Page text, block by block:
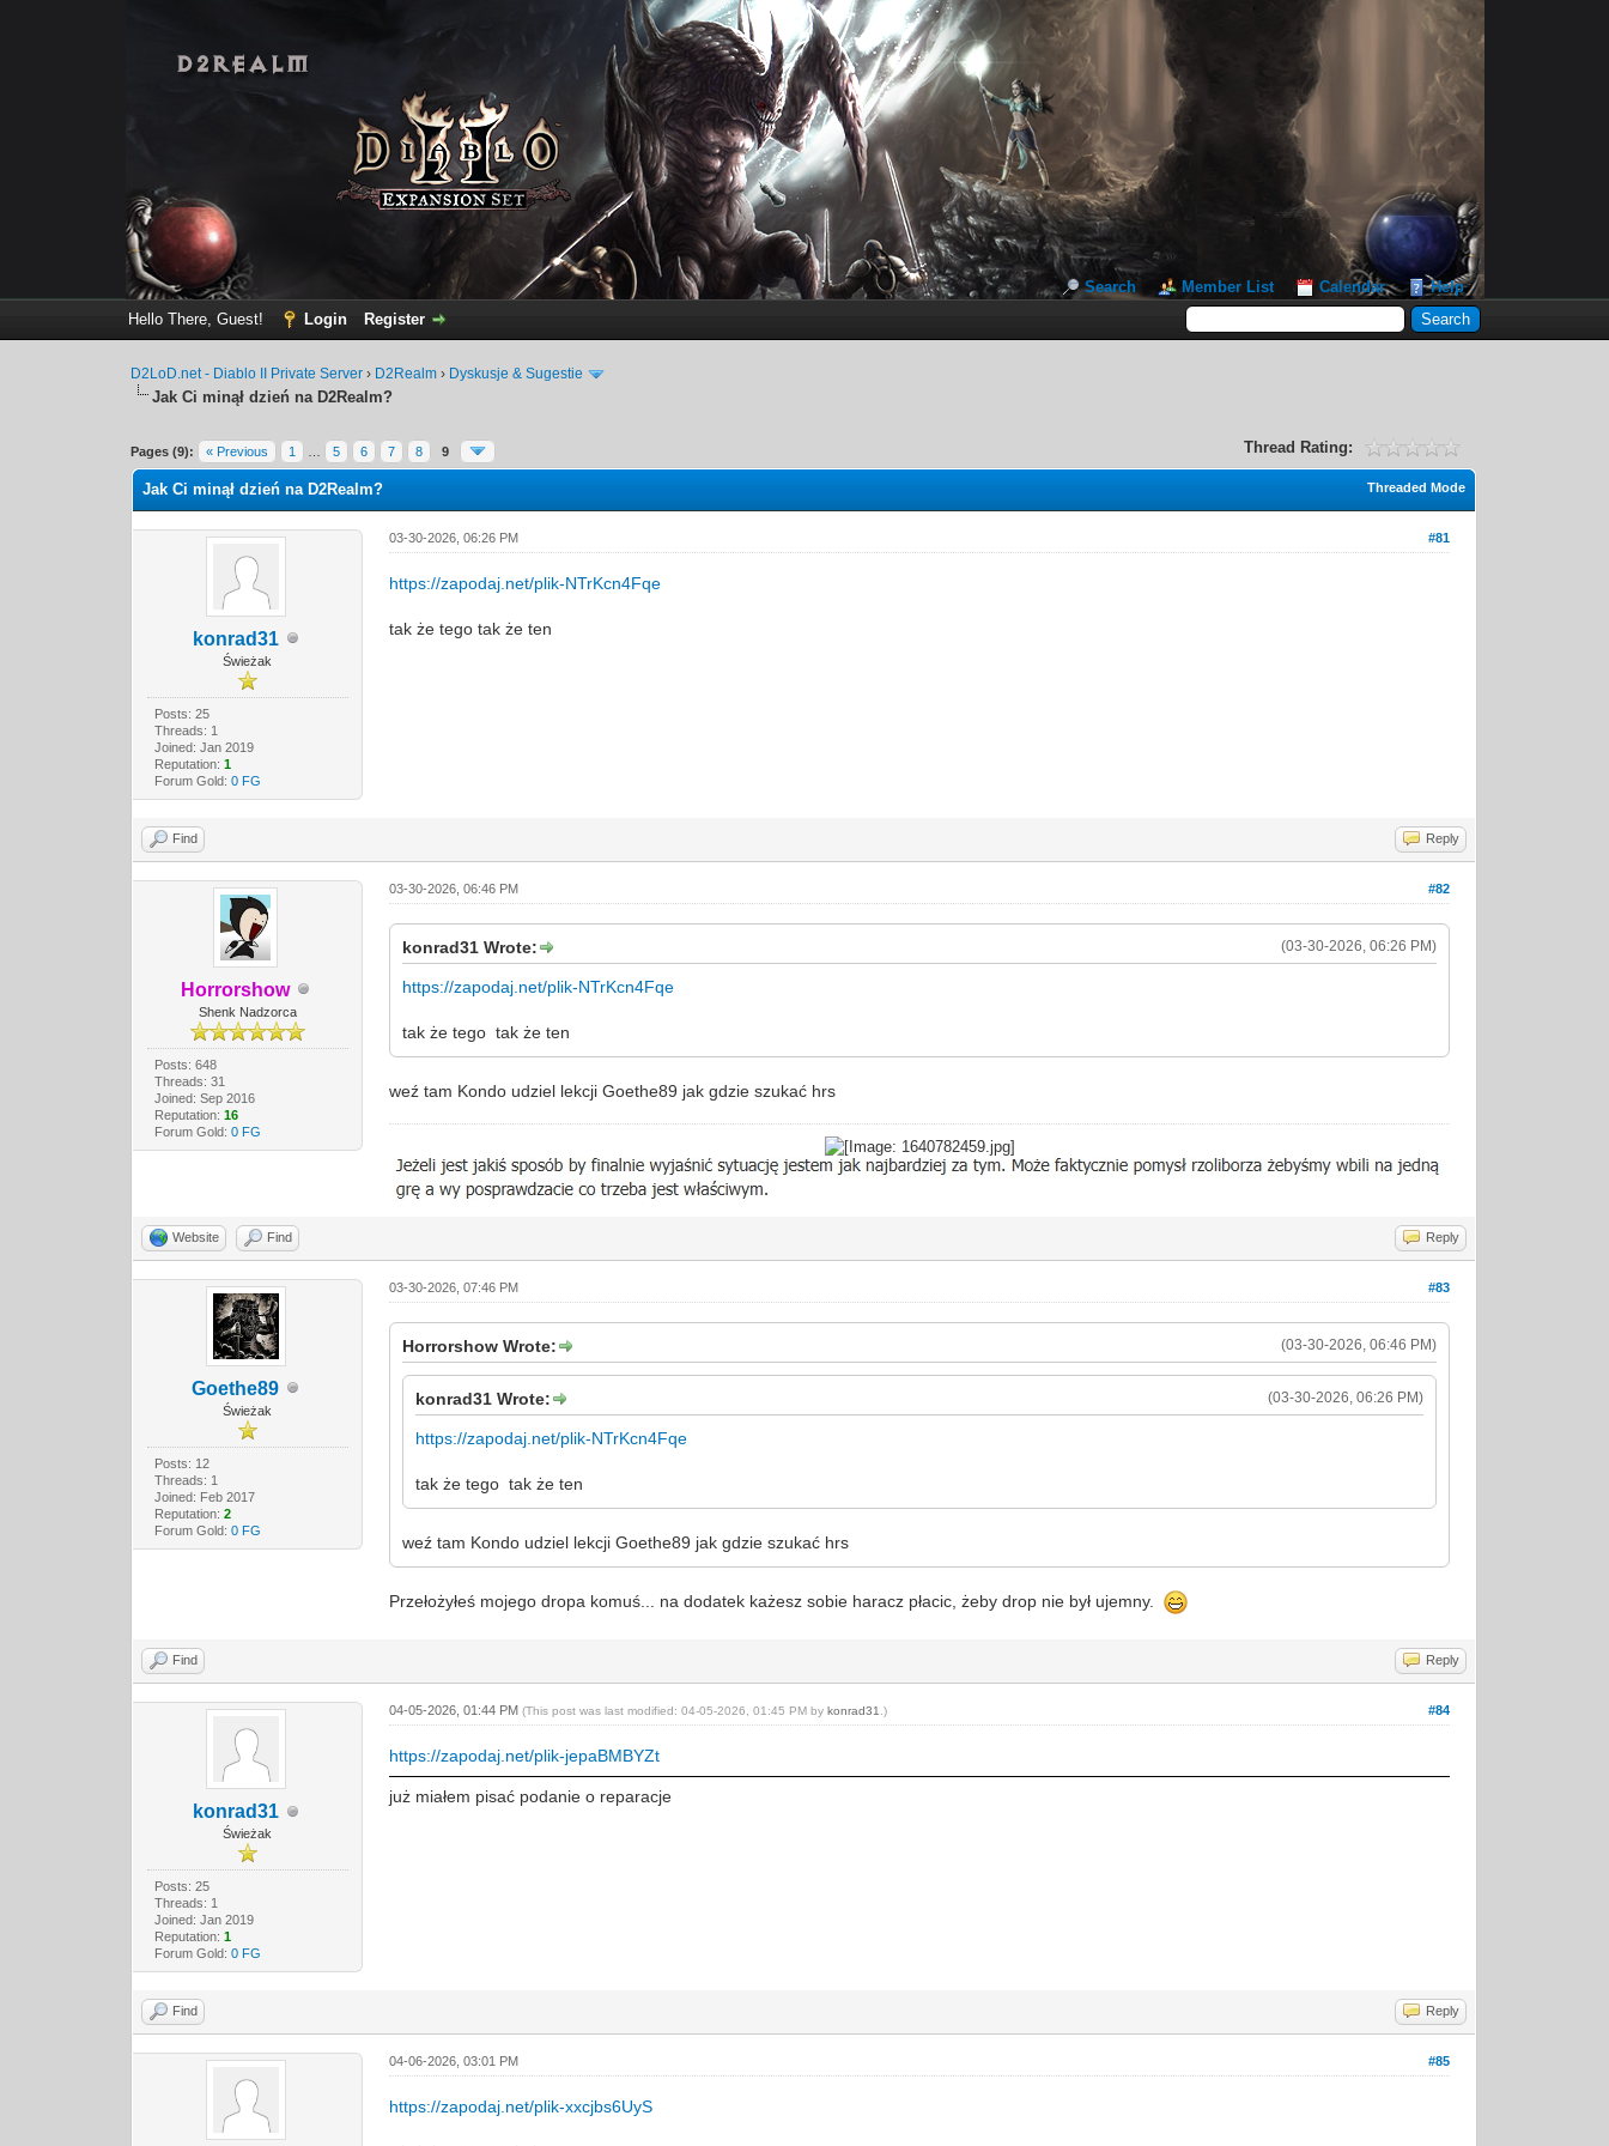
Search Member List Calendar
Help
Hello There, Guest!
Login Register
D2LoD.net - Diablo II Private Server › D2Realm › Dyskusje & Sugestie
Jak Ci minął dzień na D2Realm?
Pages (9): « Previous 1 5 6 7 8 9 Thread Rating:
0 Vote(s) - 0 Average
1
2
3
4
5
Threaded Mode
Jak Ci minął dzień na D2Realm?
konrad31
Świeżak
Posts: 25
Threads: 1
Joined: Jan 2019
Reputation: 1
Forum Gold: 0 FG
#81
03-30-2026, 06:26 PM
https://zapodaj.net/plik-NTrKcn4Fqe
tak że tego tak że ten
Find Reply
Horrorshow
Shenk Nadzorca
Posts: 648
Threads: 31
Joined: Sep 2016
Reputation: 16
Forum Gold: 0 FG
#82
03-30-2026, 06:46 PM
(03-30-2026, 06:26 PM)
konrad31 Wrote:
https://zapodaj.net/plik-NTrKcn4Fqe
tak że tego tak że ten
weź tam Kondo udziel lekcji Goethe89 jak gdzie szukać hrs
Website Find Reply
Goethe89
Świeżak
Posts: 12
Threads: 1
Joined: Feb 2017
Reputation: 2
Forum Gold: 0 FG
#83
03-30-2026, 07:46 PM
(03-30-2026, 06:46 PM)
Horrorshow Wrote:
(03-30-2026, 06:26 PM)
konrad31 Wrote:
https://zapodaj.net/plik-NTrKcn4Fqe
tak że tego tak że ten
weź tam Kondo udziel lekcji Goethe89 jak gdzie szukać hrs
Przełożyłeś mojego dropa komuś... na dodatek każesz sobie haracz płacic, żeby drop nie był ujemny.
Find Reply
konrad31
Świeżak
Posts: 25
Threads: 1
Joined: Jan 2019
Reputation: 1
Forum Gold: 0 FG
#84
04-05-2026, 01:44 PM(This post was last modified: 04-05-2026, 01:45 PM bykonrad31 .)
https://zapodaj.net/plik-jepaBMBYZt
już miałem pisać podanie o reparacje
Find Reply
#85
04-06-2026, 03:01 PM
https://zapodaj.net/plik-xxcjbs6UyS